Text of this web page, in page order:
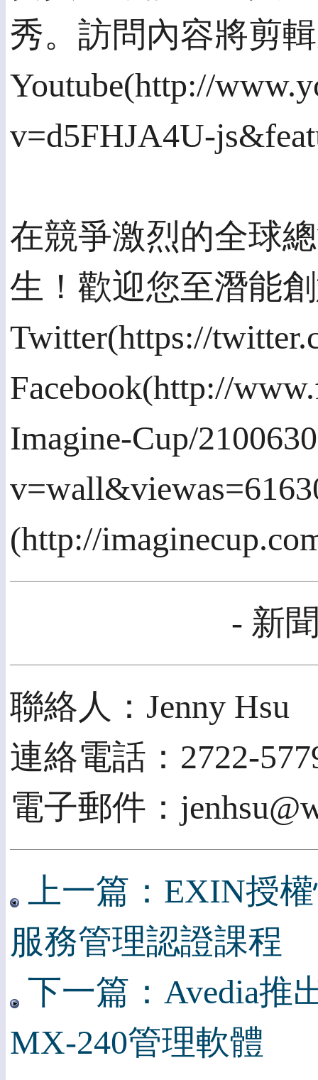
秀。訪問內容將剪
Youtube(http://
v=d5FHJA4U-
在競爭激烈的全球
生！歡迎您至潛能
Twitter(https://
Facebook(http://
Imagine-Cup/
(http://
- 新
聯絡人：Jenny Hsu
連絡電話：2722-
電子郵件：
上一篇：EXIN授
服務管理認證課程
下一篇：Avedia推
MX-240管理軟體